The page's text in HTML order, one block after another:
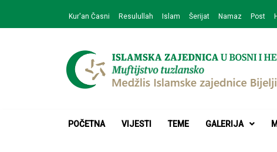
navigation
content
Kur'an Časni Resulullah Islam Šerijat Namaz Post
Medžlis
POČETNA VIJESTI TEME GALERIJA